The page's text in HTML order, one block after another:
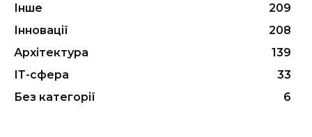
Інше
209
Інновації
208
Архітектура
139
ІТ-сфера
33
Без категорії
6